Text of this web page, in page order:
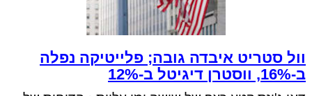
וול סטריט איבדה גובה; פלייטיקה נפלה
ב-16%, ווסטרן דיגיטל ב-12%